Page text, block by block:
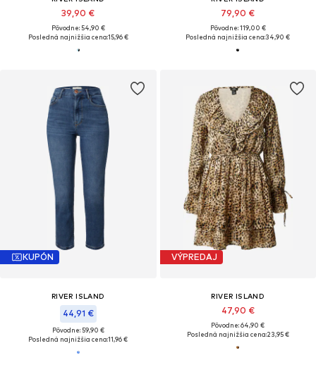
39,90 €
Pôvodne: 54,90 €
Posledná najnižšia cena:15,96 €
79,90 €
Pôvodne: 119,00 €
Posledná najnižšia cena:34,90 €
KUPÓN
RIVER ISLAND
44,91 €
Pôvodne: 59,90 €
Posledná najnižšia cena:11,96 €
VÝPREDAJ
RIVER ISLAND
47,90 €
Pôvodne: 64,90 €
Posledná najnižšia cena:23,95 €